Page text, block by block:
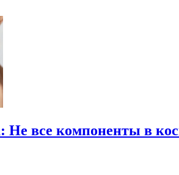
Не все компоненты в